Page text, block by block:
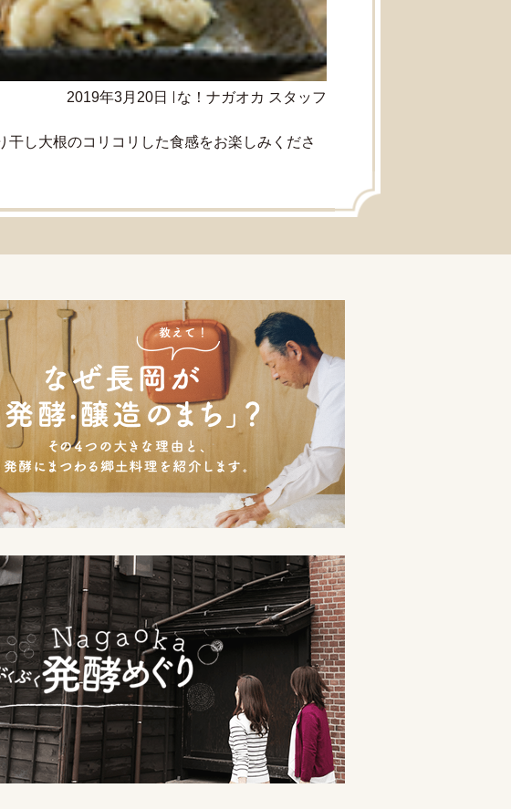
2019年3月20日 な！ナガオカ スタッフ
し大根のコリコリした食感をお楽しみくださ